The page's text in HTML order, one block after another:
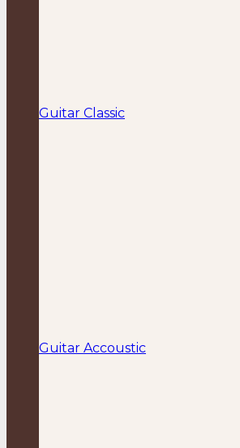
Guitar Classic
Guitar Accoustic